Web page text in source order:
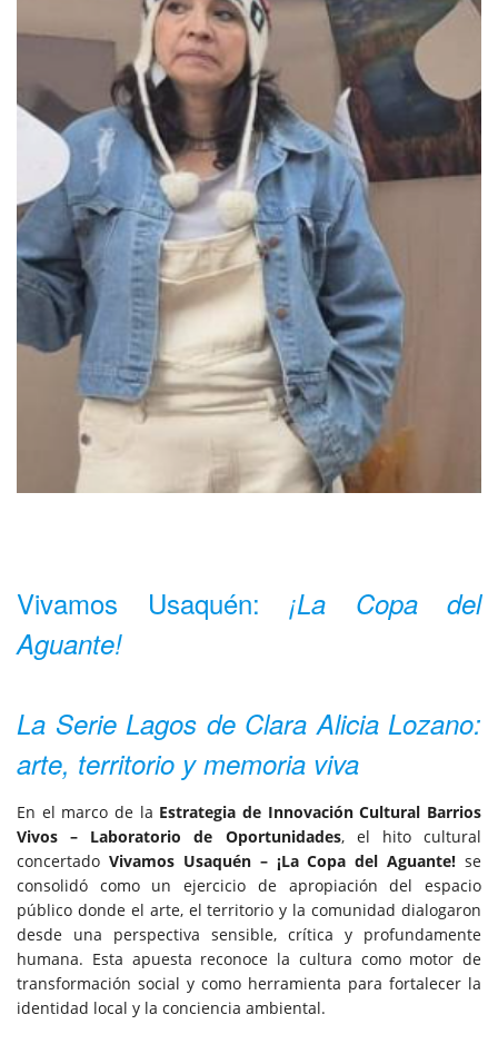
Vivamos Usaquén: ¡La Copa del
Aguante!
La Serie Lagos de Clara Alicia Lozano:
arte, territorio y memoria viva
En el marco de la Estrategia de Innovación Cultural Barrios
Vivos – Laboratorio de Oportunidades, el hito cultural
concertado Vivamos Usaquén – ¡La Copa del Aguante! se
consolidó como un ejercicio de apropiación del espacio
público donde el arte, el territorio y la comunidad dialogaron
desde una perspectiva sensible, crítica y profundamente
humana. Esta apuesta reconoce la cultura como motor de
transformación social y como herramienta para fortalecer la
identidad local y la conciencia ambiental.